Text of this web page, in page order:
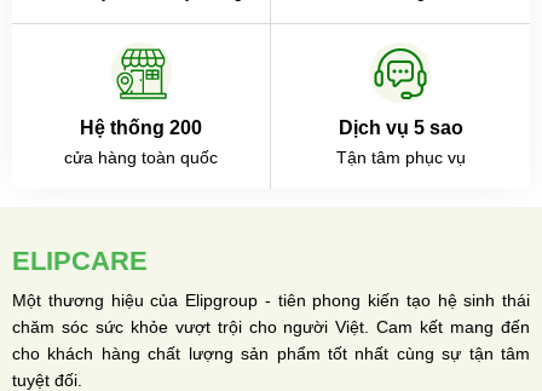
Hệ thống 200
cửa hàng toàn quốc
Dịch vụ 5 sao
Tận tâm phục vụ
ELIPCARE
Một thương hiệu của Elipgroup - tiên phong kiến tạo hệ sinh thái
chăm sóc sức khỏe vượt trội cho người Việt. Cam kết mang đến
cho khách hàng chất lượng sản phẩm tốt nhất cùng sự tận tâm
tuyệt đối.